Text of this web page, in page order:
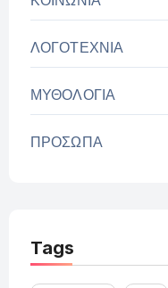
ΛΟΓΟΤΕΧΝΙΑ
ΜΥΘΟΛΟΓΙΑ
ΠΡΟΣΩΠΑ
Tags